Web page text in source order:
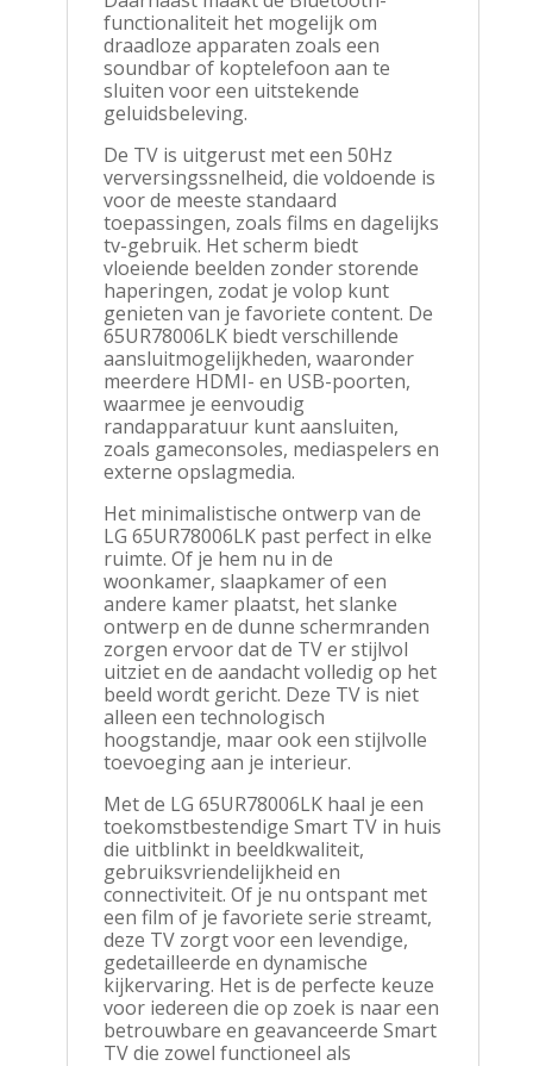
functionaliteit het mogelijk om
draadloze apparaten zoals een
soundbar of koptelefoon aan te
sluiten voor een uitstekende
geluidsbeleving.
De TV is uitgerust met een 50Hz
verversingssnelheid, die voldoende is
voor de meeste standaard
toepassingen, zoals films en dagelijks
tv-gebruik. Het scherm biedt
vloeiende beelden zonder storende
haperingen, zodat je volop kunt
genieten van je favoriete content. De
65UR78006LK biedt verschillende
aansluitmogelijkheden, waaronder
meerdere HDMI- en USB-poorten,
waarmee je eenvoudig
randapparatuur kunt aansluiten,
zoals gameconsoles, mediaspelers en
externe opslagmedia.
Het minimalistische ontwerp van de
LG 65UR78006LK past perfect in elke
ruimte. Of je hem nu in de
woonkamer, slaapkamer of een
andere kamer plaatst, het slanke
ontwerp en de dunne schermranden
zorgen ervoor dat de TV er stijlvol
uitziet en de aandacht volledig op het
beeld wordt gericht. Deze TV is niet
alleen een technologisch
hoogstandje, maar ook een stijlvolle
toevoeging aan je interieur.
Met de LG 65UR78006LK haal je een
toekomstbestendige Smart TV in huis
die uitblinkt in beeldkwaliteit,
gebruiksvriendelijkheid en
connectiviteit. Of je nu ontspant met
een film of je favoriete serie streamt,
deze TV zorgt voor een levendige,
gedetailleerde en dynamische
kijkervaring. Het is de perfecte keuze
voor iedereen die op zoek is naar een
betrouwbare en geavanceerde Smart
TV die zowel functioneel als